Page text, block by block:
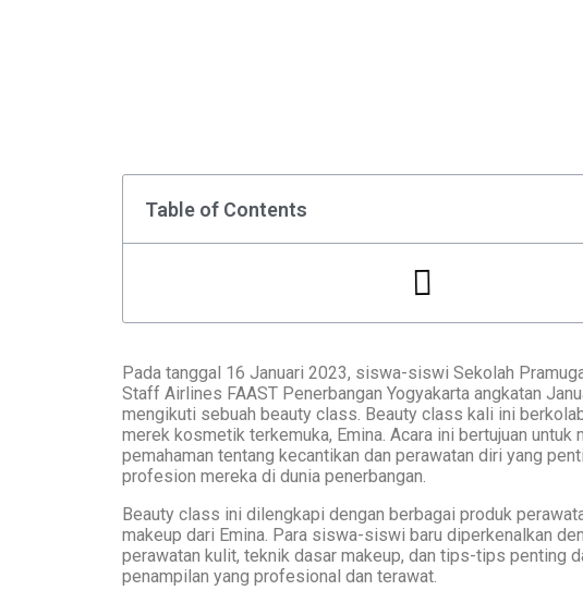
Table of Contents
Pada tanggal 16 Januari 2023, siswa-siswi Sekolah
Staff Airlines FAAST Penerbangan Yogyakarta angkatan
mengikuti sebuah beauty class. Beauty class kali ini
merek kosmetik terkemuka, Emina. Acara ini bertujuan untuk
pemahaman tentang kecantikan dan perawatan diri yang
profesion mereka di dunia penerbangan.
Beauty class ini dilengkapi dengan berbagai produk
makeup dari Emina. Para siswa-siswi baru diperkenalkan
perawatan kulit, teknik dasar makeup, dan tips-tips penting
penampilan yang profesional dan terawat.